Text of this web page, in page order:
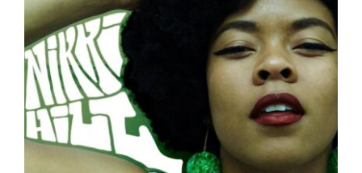
ARTÍCULOS
QUÉ HACEMOS
MECENAZGO
CONTRATACIÓN
CONTACTO